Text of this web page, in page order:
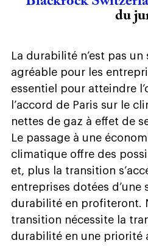
du
La durabilité n’est pas
agréable pour les
essentiel pour atteindre
l’accord de Paris sur le
nettes de gaz à effet de
Le passage à une
climatique offre des
et, plus la transition
entreprises dotées d’une
durabilité en profiteront.
transition nécessite la
durabilité en une priorité